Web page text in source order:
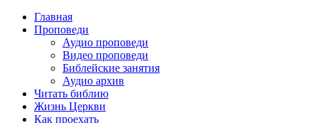
Главная
Проповеди
Аудио проповеди
Видео проповеди
Библейские занятия
Аудио архив
Читать библию
Жизнь Церкви
Как проехать